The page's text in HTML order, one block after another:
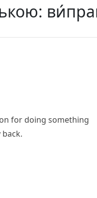
for doing something